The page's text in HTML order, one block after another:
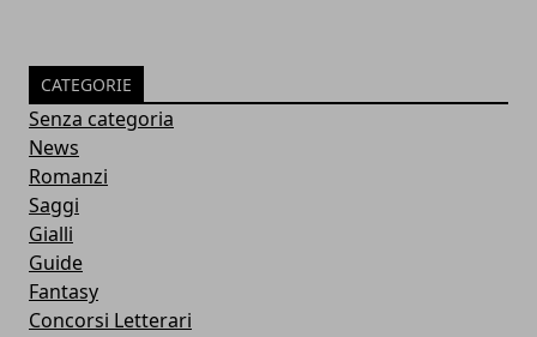
CATEGORIE
Senza categoria
News
Romanzi
Saggi
Gialli
Guide
Fantasy
Concorsi Letterari